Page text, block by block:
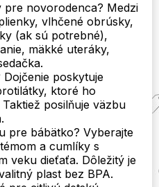
novorodenca? Medzi
vlhčené obrúsky,
(ak sú potrebné),
mäkké uteráky,
poskytuje
ktoré ho
posilňuje väzbu
pre bábätko? Vyberajte
a cumlíky s
veku dieťaťa. Dôležitý je
plast bez BPA.